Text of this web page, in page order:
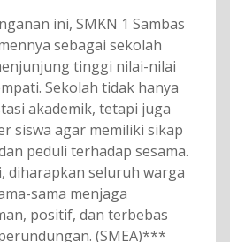
ini, SMKN 1 Sambas
sebagai sekolah
tinggi nilai-nilai
Sekolah tidak hanya
akademik, tetapi juga
siswa agar memiliki sikap
peduli terhadap sesama.
diharapkan seluruh warga
sama menjaga
positif, dan terbebas
(SMEA)***